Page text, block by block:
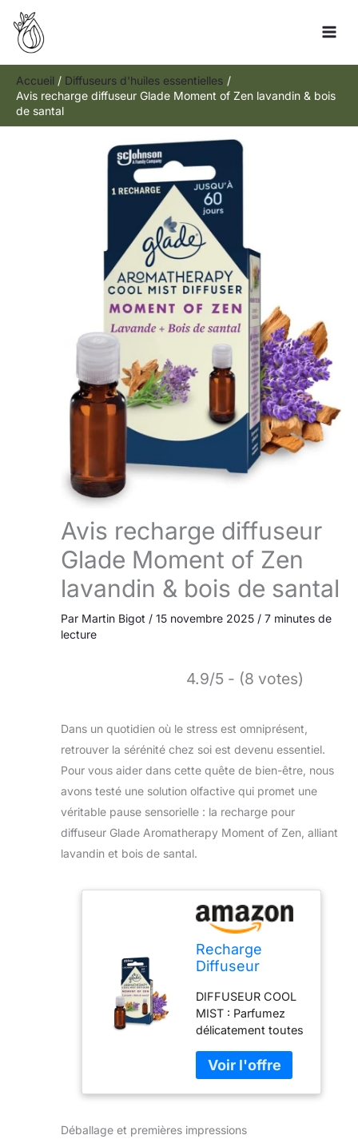
Aller
contenu
Accueil
Diffuseurs d'huiles essentielles
Avis recharge diffuseur Glade Moment of Zen lavandin & bois
de santal
Avis recharge diffuseur
Glade Moment of Zen
lavandin & bois de santal
Par Martin Bigot / 15 novembre 2025 / 7 minutes de
lecture
4.9/5 - (8 votes)
Dans un quotidien où le stress est omniprésent,
retrouver la sérénité chez soi est devenu essentiel.
Pour vous aider dans cette quête de bien-être, nous
avons testé une solution olfactive qui promet une
véritable pause sensorielle : la recharge pour
diffuseur Glade Aromatherapy Moment of Zen, alliant
lavandin et bois de santal.
Recharge
Diffuseur
Essentielles
Moment of Zen
Lavandin & Bois
de Santal Glade
Aromatherapy,
17,5 ml
DIFFUSEUR COOL
MIST : Parfumez
délicatement toutes
maison en continu
grâce au diffuseur
de brume parfumée
Aromatherapy.
Déballage et premières impressions
Rechercher